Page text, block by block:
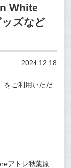
White
ズなど
2024.12.18
をご利用いただ
アトレ秋葉原